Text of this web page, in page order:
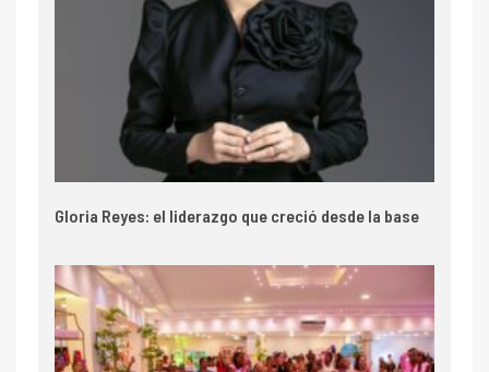
Gloria Reyes: el liderazgo que creció desde la base